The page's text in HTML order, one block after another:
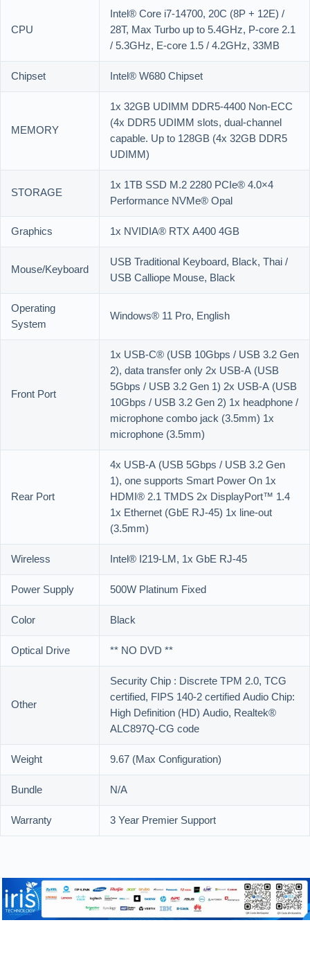
CPU
Intel® Core i7-14700, 20C (8P + 12E) /
28T, Max Turbo up to 5.4GHz, P-core 2.1
/ 5.3GHz, E-core 1.5 / 4.2GHz, 33MB
Chipset
Intel® W680 Chipset
MEMORY
1x 32GB UDIMM DDR5-4400 Non-ECC
(4x DDR5 UDIMM slots, dual-channel
capable. Up to 128GB (4x 32GB DDR5
UDIMM)
STORAGE
1x 1TB SSD M.2 2280 PCIe® 4.0×4
Performance NVMe® Opal
Graphics
1x NVIDIA® RTX A400 4GB
Mouse/Keyboard
USB Traditional Keyboard, Black, Thai /
USB Calliope Mouse, Black
Operating
System
Windows® 11 Pro, English
Front Port
1x USB-C® (USB 10Gbps / USB 3.2 Gen
2), data transfer only 2x USB-A (USB
5Gbps / USB 3.2 Gen 1) 2x USB-A (USB
10Gbps / USB 3.2 Gen 2) 1x headphone /
microphone combo jack (3.5mm) 1x
microphone (3.5mm)
Rear Port
4x USB-A (USB 5Gbps / USB 3.2 Gen
1), one supports Smart Power On 1x
HDMI® 2.1 TMDS 2x DisplayPort™ 1.4
1x Ethernet (GbE RJ-45) 1x line-out
(3.5mm)
Wireless
Intel® I219-LM, 1x GbE RJ-45
Power Supply
500W Platinum Fixed
Color
Black
Optical Drive
** NO DVD **
Other
Security Chip : Discrete TPM 2.0, TCG
certified, FIPS 140-2 certified Audio Chip:
High Definition (HD) Audio, Realtek®
ALC897Q-CG code
Weight
9.67 (Max Configuration)
Bundle
N/A
Warranty
3 Year Premier Support